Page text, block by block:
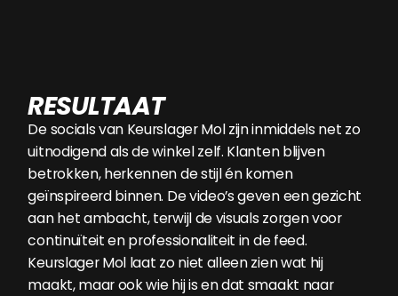
RESULTAAT
De socials van Keurslager Mol zijn inmiddels net zo
uitnodigend als de winkel zelf. Klanten blijven
betrokken, herkennen de stijl én komen
geïnspireerd binnen. De video’s geven een gezicht
aan het ambacht, terwijl de visuals zorgen voor
continuïteit en professionaliteit in de feed.
Keurslager Mol laat zo niet alleen zien wat hij
maakt, maar ook wie hij is en dat smaakt naar